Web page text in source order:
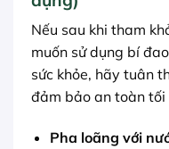
Nếu sau khi tham
muốn sử dụng bí
sức khỏe, hãy tuân
đảm bảo an toàn tối
Pha loãng với